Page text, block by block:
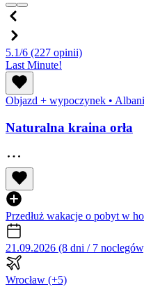
5.1/6 (227 opinii)
Last Minute!
Objazd + wypoczynek •
Naturalna kraina orła
Przedłuż wakacje o pobyt w
21.09.2026 (8 dni / 7
Wrocław (+5)